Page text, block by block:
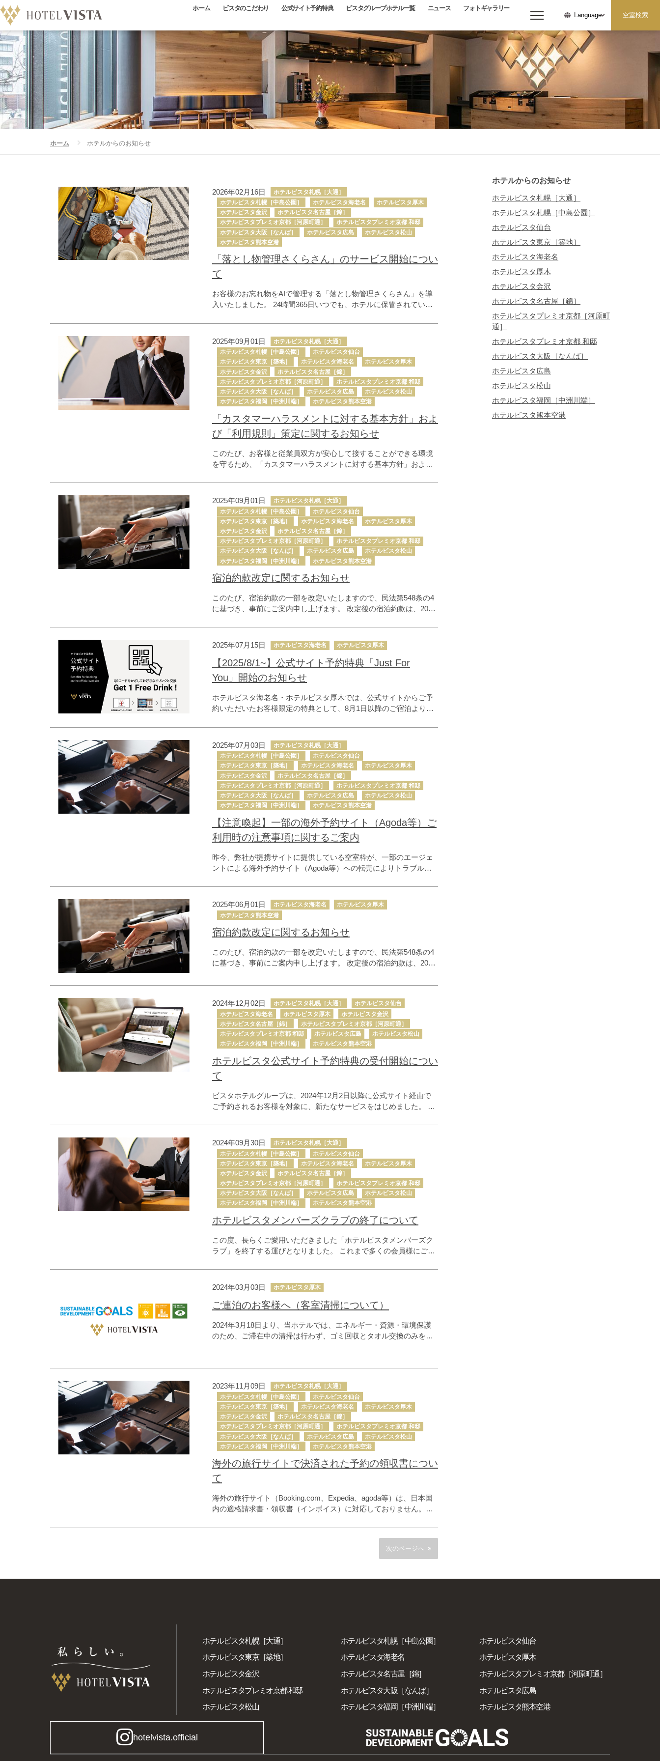
ホーム ビスタのこだわり 公式サイト予約特典 ビスタグループホテル一覧 ニュース
フォトギャラリー
メニューを開く
Language 空室検索
ホテル
チェックイン日 日付未定
地図から地域を選択してください
ホーム ホテルからのお知らせ
2026年02月16日
ホテルビスタ札幌［大通］
ホテルビスタ札幌［中島公園］
ホテルビスタ海老名
ホテルビスタ厚木
ホテルビスタ金沢
ホテルビスタ名古屋［錦］
ホテルビスタプレミオ京都［河原町通］
ホテルビスタプレミオ京都 和邸
ホテルビスタ大阪［なんば］
ホテルビスタ広島
ホテルビスタ松山
ホテルビスタ熊本空港
「落とし物管理さくらさん」のサービス開始につい
て
お客様のお忘れ物をAIで管理する「落とし物管理さくらさん」を導
入いたしました。 24時間365日いつでも、ホテルに保管されている
ます。
2025年09月01日
ホテルビスタ札幌［大通］
ホテルビスタ札幌［中島公園］
ホテルビスタ仙台
ホテルビスタ東京［築地］
ホテルビスタ海老名
ホテルビスタ厚木
ホテルビスタ金沢
ホテルビスタ名古屋［錦］
ホテルビスタプレミオ京都［河原町通］
ホテルビスタプレミオ京都 和邸
ホテルビスタ大阪［なんば］
ホテルビスタ広島
ホテルビスタ松山
ホテルビスタ福岡［中洲川端］
ホテルビスタ熊本空港
「カスタマーハラスメントに対する基本方針」およ
び「利用規則」策定に関するお知らせ
このたび、お客様と従業員双方が安心して接することができる環境
を守るため、「カスタマーハラスメントに対する基本方針」および
2025年09月01日
ホテルビスタ札幌［大通］
ホテルビスタ札幌［中島公園］
ホテルビスタ仙台
ホテルビスタ東京［築地］
ホテルビスタ海老名
ホテルビスタ厚木
ホテルビスタ金沢
ホテルビスタ名古屋［錦］
ホテルビスタプレミオ京都［河原町通］
ホテルビスタプレミオ京都 和邸
ホテルビスタ大阪［なんば］
ホテルビスタ広島
ホテルビスタ松山
ホテルビスタ福岡［中洲川端］
ホテルビスタ熊本空港
宿泊約款改定に関するお知らせ
このたび、宿泊約款の一部を改定いたしますので、民法第548条の4
に基づき、事前にご案内申し上げます。 改定後の宿泊約款は、2025
2025年07月15日 ホテルビスタ海老名 ホテルビスタ厚木
【2025/8/1~】公式サイト予約特典「Just For
You」開始のお知らせ
ホテルビスタ海老名・ホテルビスタ厚木では、公式サイトからご予
約いただいたお客様限定の特典として、8月1日以降のご宿泊より、7
は、各ホテルが独自にご用意するもので、海老名・厚木では「Get 1
Free Drink！」として、ロビーに設置された自動販売機でご利用いた
だけるドリンク引換券をお渡しいたします。 （添い寝のお子様も含
め、お一人様・一泊につき1本分）
2025年07月03日
ホテルビスタ札幌［大通］
ホテルビスタ札幌［中島公園］
ホテルビスタ仙台
ホテルビスタ東京［築地］
ホテルビスタ海老名
ホテルビスタ厚木
ホテルビスタ金沢
ホテルビスタ名古屋［錦］
ホテルビスタプレミオ京都［河原町通］
ホテルビスタプレミオ京都 和邸
ホテルビスタ大阪［なんば］
ホテルビスタ広島
ホテルビスタ松山
ホテルビスタ福岡［中洲川端］
ホテルビスタ熊本空港
【注意喚起】一部の海外予約サイト（Agoda等）ご
利用時の注意事項に関するご案内
昨今、弊社が提携サイトに提供している空室枠が、一部のエージェ
ントによる海外予約サイト（Agoda等）への転売によりトラブルが
するまでの間、Agodaの直接販売を一時停止します。 トラブル回避
のためにも、ホテルビスタ公式サイトからのご予約をお薦めしま
す。
2025年06月01日 ホテルビスタ海老名
ホテルビスタ厚木
ホテルビスタ熊本空港
宿泊約款改定に関するお知らせ
このたび、宿泊約款の一部を改定いたしますので、民法第548条の4
に基づき、事前にご案内申し上げます。 改定後の宿泊約款は、2025
2024年12月02日 ホテルビスタ札幌［大通］
ホテルビスタ仙台
ホテルビスタ海老名
ホテルビスタ厚木
ホテルビスタ金沢
ホテルビスタ名古屋［錦］
ホテルビスタプレミオ京都［河原町通］
ホテルビスタプレミオ京都 和邸
ホテルビスタ広島
ホテルビスタ松山
ホテルビスタ福岡［中洲川端］
ホテルビスタ熊本空港
ホテルビスタ公式サイト予約特典の受付開始につい
て
ビスタホテルグループは、2024年12月2日以降に公式サイト経由で
ご予約されるお客様を対象に、新たなサービスをはじめました。 最
ァの快適さを、初めてホテルビスタをご利用されるお客様にも、”い
つもの” お客様にも。 すべてのお客様に寄り添った特典をご用意し
ます。
2024年09月30日
ホテルビスタ札幌［大通］
ホテルビスタ札幌［中島公園］
ホテルビスタ仙台
ホテルビスタ東京［築地］
ホテルビスタ海老名
ホテルビスタ厚木
ホテルビスタ金沢
ホテルビスタ名古屋［錦］
ホテルビスタプレミオ京都［河原町通］
ホテルビスタプレミオ京都 和邸
ホテルビスタ大阪［なんば］
ホテルビスタ広島
ホテルビスタ松山
ホテルビスタ福岡［中洲川端］
ホテルビスタ熊本空港
ホテルビスタメンバーズクラブの終了について
この度、長らくご愛用いただきました「ホテルビスタメンバーズク
ラブ」を終了する運びとなりました。 これまで多くの会員様にご支
終了スケジュールを以下の通り予定しています。 何卒ご承知おきく
ださい。
2024年03月03日 ホテルビスタ厚木
ご連泊のお客様へ（客室清掃について）
2024年3月18日より、当ホテルでは、エネルギー・資源・環境保護
のため、ご滞在中の清掃は行わず、ゴミ回収とタオル交換のみを行
は、前日までにフロントにお申し付けください。
2023年11月09日
ホテルビスタ札幌［大通］
ホテルビスタ札幌［中島公園］
ホテルビスタ仙台
ホテルビスタ東京［築地］
ホテルビスタ海老名
ホテルビスタ厚木
ホテルビスタ金沢
ホテルビスタ名古屋［錦］
ホテルビスタプレミオ京都［河原町通］
ホテルビスタプレミオ京都 和邸
ホテルビスタ大阪［なんば］
ホテルビスタ広島
ホテルビスタ松山
ホテルビスタ福岡［中洲川端］
ホテルビスタ熊本空港
海外の旅行サイトで決済された予約の領収書につい
て
海外の旅行サイト（Booking.com、Expedia、agoda等）は、日本国
内の適格請求書・領収書（インボイス）に対応しておりません。当
を発行することが出来ないことにご注意ください。 ホテルで現地決
済をされる場合に限り、インボイス制度に対応した領収書を発行い
次のページへ
ホテルからのお知らせ
ホテルビスタ札幌［大通］
ホテルビスタ札幌［中島公園］
ホテルビスタ仙台
ホテルビスタ東京［築地］
ホテルビスタ海老名
ホテルビスタ厚木
ホテルビスタ金沢
ホテルビスタ名古屋［錦］
ホテルビスタプレミオ京都［河原町
通］
ホテルビスタプレミオ京都 和邸
ホテルビスタ大阪［なんば］
ホテルビスタ広島
ホテルビスタ松山
ホテルビスタ福岡［中洲川端］
ホテルビスタ熊本空港
ホテルビスタ札幌［大通］ ホテルビスタ札幌［中島公園］
ホテルビスタ仙台
ホテルビスタ東京［築地］
ホテルビスタ海老名
ホテルビスタ厚木
ホテルビスタ金沢
ホテルビスタ名古屋［錦］
ホテルビスタプレミオ京都［河原町通］
ホテルビスタプレミオ京都 和邸
ホテルビスタ大阪［なんば］
ホテルビスタ広島
ホテルビスタ松山
ホテルビスタ福岡［中洲川端］ ホテルビスタ熊本空港
hotelvista.official